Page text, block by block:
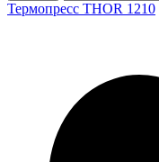
Термопресс THOR 1210